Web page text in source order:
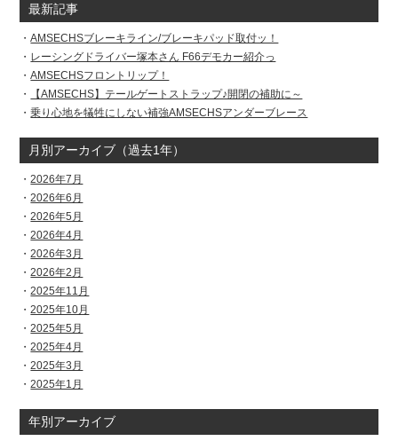
最新記事
AMSECHSブレーキライン/ブレーキパッド取付ッ！
レーシングドライバー塚本さん F66デモカー紹介っ
AMSECHSフロントリップ！
【AMSECHS】テールゲートストラップ♪開閉の補助に～
乗り心地を犠牲にしない補強AMSECHSアンダーブレース
月別アーカイブ（過去1年）
2026年7月
2026年6月
2026年5月
2026年4月
2026年3月
2026年2月
2025年11月
2025年10月
2025年5月
2025年4月
2025年3月
2025年1月
年別アーカイブ